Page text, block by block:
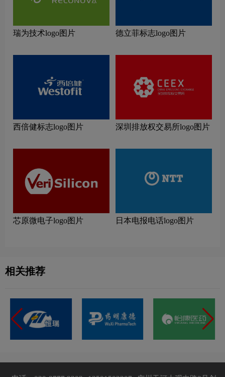
瑞为技术logo图片 德立菲标志logo图片
西倍健标志logo图片 深圳排放权交易所logo图片
芯原微电子logo图片 日本电报电话logo图片
相关推荐